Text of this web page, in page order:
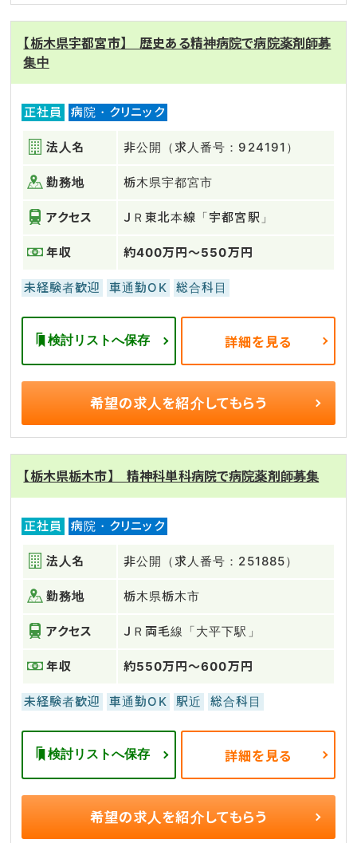
【栃木県宇都宮市】 歴史ある精神病院で病院薬剤師募
集中
正社員 病院・クリニック
法人名 非公開（求人番号：924191）
勤務地 栃木県宇都宮市
アクセス ＪＲ東北本線「宇都宮駅」
年収 約400万円～550万円
未経験者歓迎 車通勤OK 総合科目
検討リストへ保存 詳細を見る
希望の求人を紹介してもらう
【栃木県栃木市】 精神科単科病院で病院薬剤師募集
正社員 病院・クリニック
法人名 非公開（求人番号：251885）
勤務地 栃木県栃木市
アクセス ＪＲ両毛線「大平下駅」
年収 約550万円～600万円
未経験者歓迎 車通勤OK 駅近 総合科目
検討リストへ保存 詳細を見る
希望の求人を紹介してもらう